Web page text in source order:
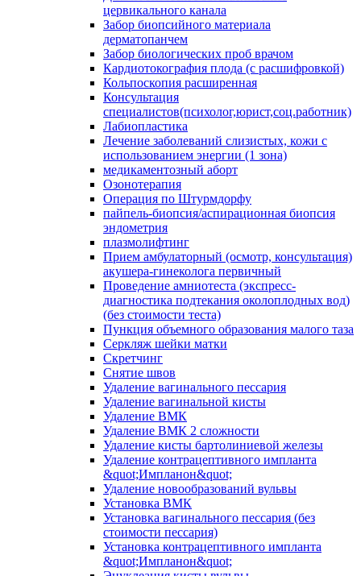
цервикального канала
Забор биопсийного материала
дерматопанчем
Забор биологических проб врачом
Кардиотокография плода (с расшифровкой)
Кольпоскопия расширенная
Консультация
специалистов(психолог,юрист,соц.работник)
Лабиопластика
Лечение заболеваний слизистых, кожи с
использованием энергии (1 зона)
медикаментозный аборт
Озонотерапия
Операция по Штурмдорфу
пайпель-биопсия/аспирационная биопсия
эндометрия
плазмолифтинг
Прием амбулаторный (осмотр, консультация)
акушера-гинеколога первичный
Проведение амниотеста (экспресс-
диагностика подтекания околоплодных вод)
(без стоимости теста)
Пункция объемного образования малого таза
Серкляж шейки матки
Скретчинг
Снятие швов
Удаление вагинального пессария
Удаление вагинальной кисты
Удаление ВМК
Удаление ВМК 2 сложности
Удаление кисты бартолиниевой железы
Удаление контрацептивного импланта
&quot;Импланон&quot;
Удаление новообразований вульвы
Установка ВМК
Установка вагинального пессария (без
стоимости пессария)
Установка контрацептивного импланта
&quot;Импланон&quot;